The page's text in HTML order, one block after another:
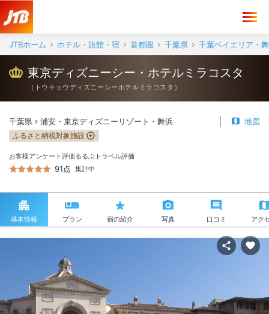
JTBホーム ホテル・旅館・宿 首都圏 千葉県 千葉ベイエリア・
東京ディズニーシー・ホテルミラコスタ
（ トウキョウディズニーシーホテルミラコスタ ）
千葉県 浦安・東京ディズニーリゾート・舞浜 地図
ふるさと納税対象施設
お客様アンケート評価
91点
るるぶトラベル評価
集計中
基本情報 プラン 宿の紹介 写真 口コミ アク